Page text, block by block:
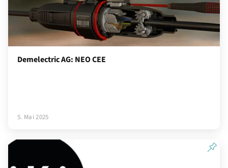
Demelectric AG: NEO CEE
5. Mai 2025